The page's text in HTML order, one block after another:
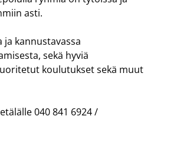
asti.
kannustavassa
sekä hyviä
koulutukset sekä muut
040 841 6924 /